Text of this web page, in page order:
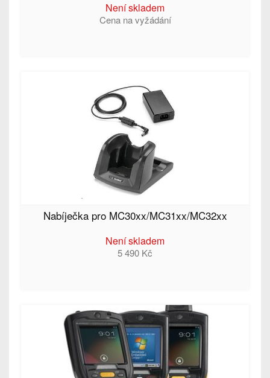
Není skladem
Cena na vyžádání
Nabíječka pro MC30xx/MC31xx/MC32xx
Není skladem
5 490 Kč